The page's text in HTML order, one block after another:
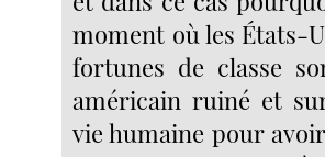
moment où les États-
fortunes de classe
américain ruiné et
vie humaine pour